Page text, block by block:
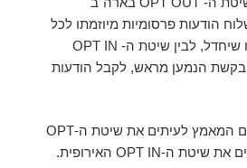
הודעות פרסומיות מיוזמתו לכל
כתובת כל עוד לא ביקשו שיחדל, לבין שיטת ה- OPT IN
בקשת הנמען מראש, לקבל הודעות
בישראל נחקק בין כלאיים המאמץ לעיתים את שיטת ה-OPT